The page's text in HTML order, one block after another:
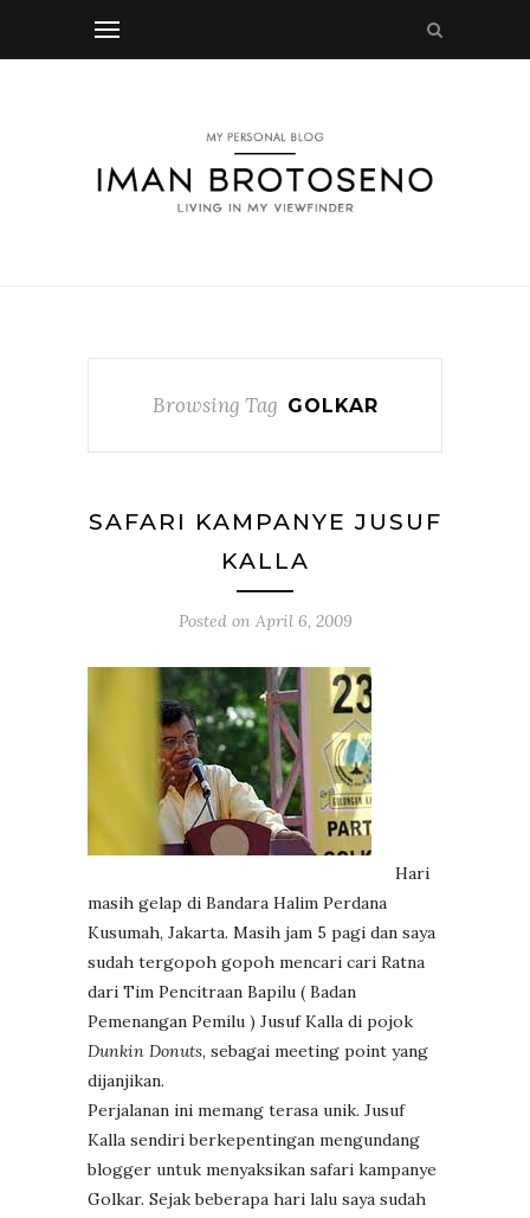
Browsing Tag GOLKAR
SAFARI KAMPANYE JUSUF
KALLA
Posted on April 6, 2009
Hari
masih gelap di Bandara Halim Perdana
Kusumah, Jakarta. Masih jam 5 pagi dan saya
sudah tergopoh gopoh mencari cari Ratna
dari Tim Pencitraan Bapilu ( Badan
Pemenangan Pemilu ) Jusuf Kalla di pojok
Dunkin Donuts, sebagai meeting point yang
dijanjikan.
Perjalanan ini memang terasa unik. Jusuf
Kalla sendiri berkepentingan mengundang
blogger untuk menyaksikan safari kampanye
Golkar. Sejak beberapa hari lalu saya sudah